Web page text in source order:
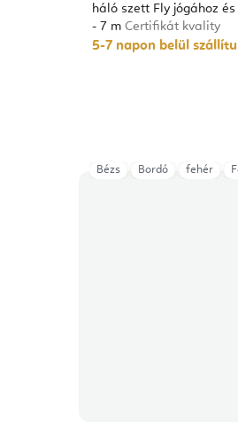
háló szett Fly jógához
- 7 m Certifikát kvality
5-7 napon belül
Bézs Bordó fehér